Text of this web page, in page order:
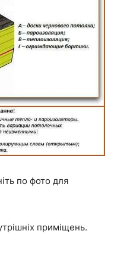
по фото для
приміщень.